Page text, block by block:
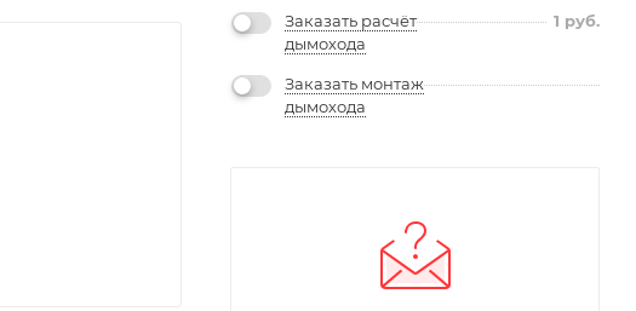
Заказать расчёт
дымохода
1 руб.
Заказать монтаж
дымохода